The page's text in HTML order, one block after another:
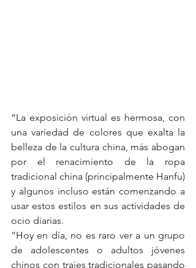
“La exposición virtual es hermosa, con
una variedad de colores que exalta la
belleza de la cultura china, más abogan
por el renacimiento de la ropa
tradicional china (principalmente Hanfu)
y algunos incluso están comenzando a
usar estos estilos en sus actividades de
ocio diarias.
“Hoy en día, no es raro ver a un grupo
de adolescentes o adultos jóvenes
chinos con trajes tradicionales pasando